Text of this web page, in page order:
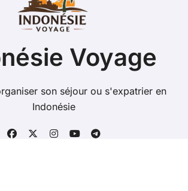
Voyage
son séjour ou s'expatrier en
Indonésie